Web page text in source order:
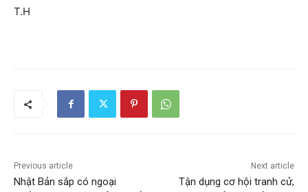
T.H
Previous article
Nhật Bản sắp có ngoại
Next article
Tận dụng cơ hội tranh cử,